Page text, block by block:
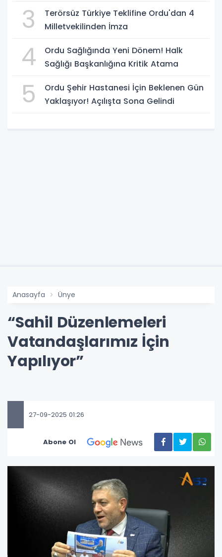
3
Terörsüz Türkiye Teklifine Ordu'dan 4
Milletvekilinden İmza
4
Ordu Sağlığında Yeni Dönem! Halk
Sağlığı Başkanlığına Kritik Atama
5
Ordu Şehir Hastanesi İçin Beklenen Gün
Yaklaşıyor! Açılışta Sona Gelindi
Anasayfa Ünye
“Sahil Düzenlemeleri
Vatandaşlarımız İçin
Yapılıyor”
27-09-2025 01:26
Abone Ol